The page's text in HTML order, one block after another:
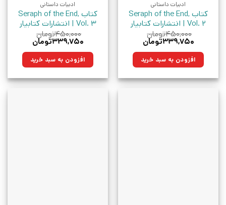
ادبیات داستانی
کتاب Seraph of the End,
Vol. 2 | انتشارات کتابیار
۴۵۰,۰۰۰تومان
قیمت
۴۵۰,۰۰۰تومان
بود.
۳۳۹,۷۵۰تومان
۳۳۹,۷۵۰تومان.افزودن به سبد خرید
ادبیات داستانی
کتاب Seraph of the End,
Vol. 3 | انتشارات کتابیار
۴۵۰,۰۰۰تومان
قیمت
۴۵۰,۰۰۰تومان
بود.
۳۳۹,۷۵۰تومان
۳۳۹,۷۵۰تومان.افزودن به سبد خرید